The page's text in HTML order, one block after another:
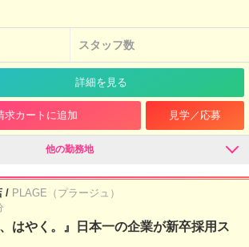
スタッフ数
詳細を見る
求カートに追加 見学／応募
他の勤務地
/ PLAGE（プラージュ）
、はやく。』日本一の企業が新卒採用ス